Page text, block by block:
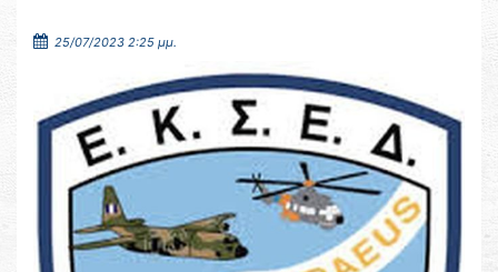
25/07/2023 2:25 μμ.